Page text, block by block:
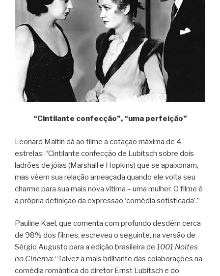
“Cintilante confecção”, “uma perfeição”
Leonard Maltin dá ao filme a cotação máxima de 4
estrelas: “Cintilante confecção de Lubitsch sobre dois
ladrões de jóias (Marshall e Hopkins) que se apaixonam,
mas vêem sua relação ameaçada quando ele volta seu
charme para sua mais nova vítima – uma mulher. O filme é
a própria definição da expressão ‘comédia sofisticada’.”
Pauline Kael, que comenta com profundo desdém cerca
de 98% dos filmes, escreveu o seguinte, na versão de
Sérgio Augusto para a edição brasileira de 1001 Noites
no Cinema: “Talvez a mais brilhante das colaborações na
comédia romântica do diretor Ernst Lubitsch e do